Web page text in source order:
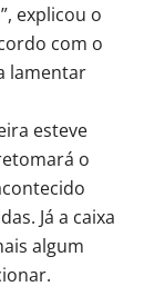
explicou o
com o
lamentar
esteve
o
Já a caixa
algum